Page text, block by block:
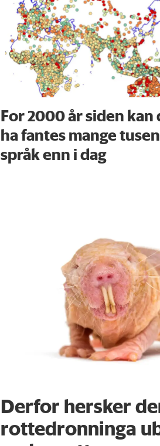
For 2000 år siden kan
ha fantes mange
språk enn i dag
Derfor hersker
rottedronninga